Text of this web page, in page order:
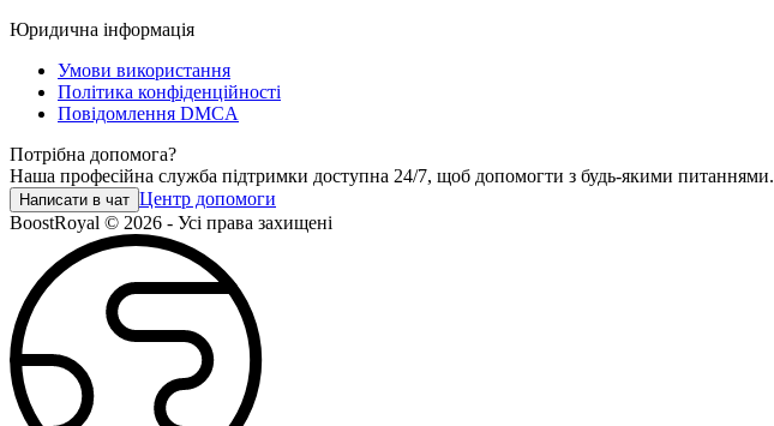
Юридична інформація
Умови використання
Політика конфіденційності
Повідомлення DMCA
Потрібна допомога?
Наша професійна служба підтримки доступна 24/7, щоб допомогти з будь-якими питаннями.
Написати в чат Центр допомоги
BoostRoyal © 2026 - Усі права захищені